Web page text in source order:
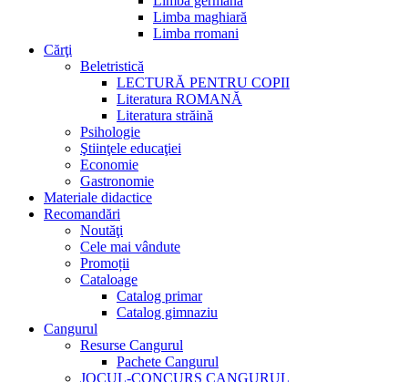
Limba maghiară
Limba rromani
Cărţi
Beletristică
LECTURĂ PENTRU COPII
Literatura ROMANĂ
Literatura străină
Psihologie
Ştiinţele educaţiei
Economie
Gastronomie
Materiale didactice
Recomandări
Noutăţi
Cele mai vândute
Promoții
Cataloage
Catalog primar
Catalog gimnaziu
Cangurul
Resurse Cangurul
Pachete Cangurul
JOCUL-CONCURS CANGURUL